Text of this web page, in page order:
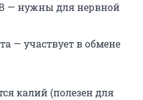
— нужны для нервной
— участвует в обмене
калий (полезен для